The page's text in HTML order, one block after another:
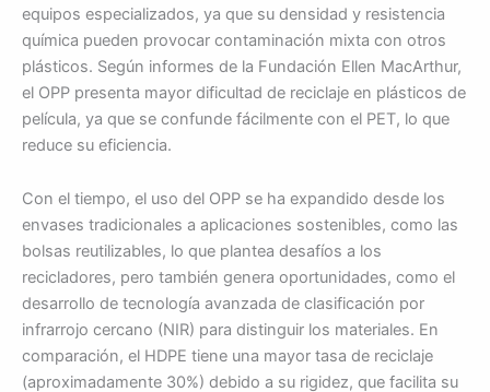
equipos especializados, ya que su densidad y resistencia
química pueden provocar contaminación mixta con otros
plásticos. Según informes de la Fundación Ellen MacArthur,
el OPP presenta mayor dificultad de reciclaje en plásticos de
película, ya que se confunde fácilmente con el PET, lo que
reduce su eficiencia.
Con el tiempo, el uso del OPP se ha expandido desde los
envases tradicionales a aplicaciones sostenibles, como las
bolsas reutilizables, lo que plantea desafíos a los
recicladores, pero también genera oportunidades, como el
desarrollo de tecnología avanzada de clasificación por
infrarrojo cercano (NIR) para distinguir los materiales. En
comparación, el HDPE tiene una mayor tasa de reciclaje
(aproximadamente 30%) debido a su rigidez, que facilita su